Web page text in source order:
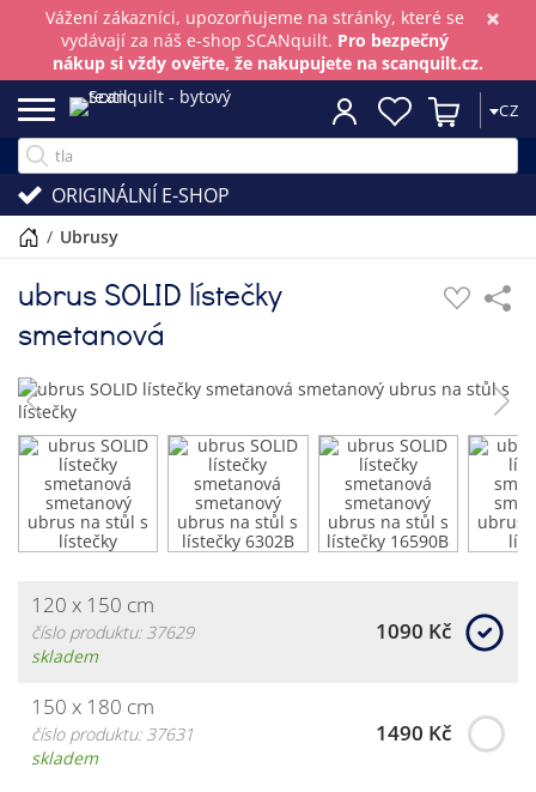
×
Vážení zákazníci, upozorňujeme na stránky, které se
vydávají za náš e-shop SCANquilt. Pro bezpečný
nákup si vždy ověřte, že nakupujete na scanquilt.cz.
CZ
ORIGINÁLNÍ E-SHOP
/ ubrusy
ubrus SOLID lístečky
smetanová
120 x 150 cm
číslo produktu: 37629
skladem
1090 Kč
150 x 180 cm
číslo produktu: 37631
skladem
1490 Kč